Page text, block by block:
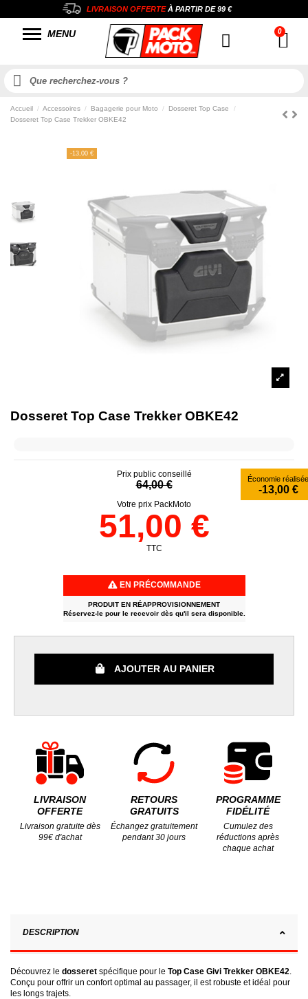
LIVRAISON OFFERTEÀ PARTIR DE99 €
MENU
Accueil Accessoires Bagagerie pour Moto
Dosseret Top Case
Dosseret Top Case Trekker OBKE42
-13,00 €
Dosseret Top Case Trekker OBKE42
Prix public conseillé
64,00 € Économie réalisée
-13,00 €
Votre prix PackMoto
51,00 €
TTC
EN PRÉCOMMANDE
PRODUIT EN RÉAPPROVISIONNEMENT
Réservez-le pour le recevoir dès qu'il sera disponible.
AJOUTER AU PANIER
LIVRAISON
OFFERTE
Livraison gratuite dès
99€ d'achat
RETOURS
GRATUITS
Échangez gratuitement
pendant 30 jours
PROGRAMME
FIDÉLITÉ
Cumulez des
réductions après
chaque achat
DESCRIPTION
Découvrez le dosseret spécifique pour le Top Case Givi Trekker OBKE42
Conçu pour offrir un confort optimal au passager, il est robuste et idéal pour
les longs trajets.